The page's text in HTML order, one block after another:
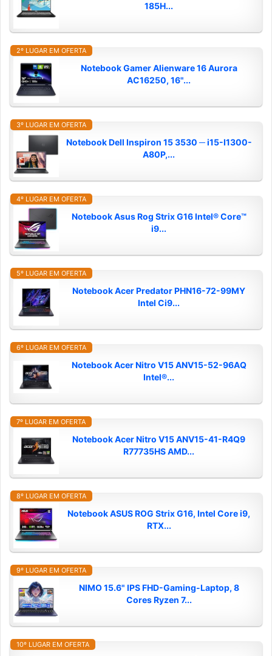
185H...
2º LUGAR EM OFERTA
Notebook Gamer Alienware 16 Aurora
AC16250, 16"...
3º LUGAR EM OFERTA
Notebook Dell Inspiron 15 3530 ─ i15-I1300-
A80P,...
4º LUGAR EM OFERTA
Notebook Asus Rog Strix G16 Intel® Core™
i9...
5º LUGAR EM OFERTA
Notebook Acer Predator PHN16-72-99MY
Intel Ci9...
6º LUGAR EM OFERTA
Notebook Acer Nitro V15 ANV15-52-96AQ
Intel®...
7º LUGAR EM OFERTA
Notebook Acer Nitro V15 ANV15-41-R4Q9
R77735HS AMD...
8º LUGAR EM OFERTA
Notebook ASUS ROG Strix G16, Intel Core i9,
RTX...
9º LUGAR EM OFERTA
NIMO 15.6" IPS FHD-Gaming-Laptop, 8
Cores Ryzen 7...
10º LUGAR EM OFERTA